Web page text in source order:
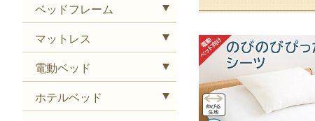
ベッドフレーム
マットレス
電動ベッド
ホテルベッド